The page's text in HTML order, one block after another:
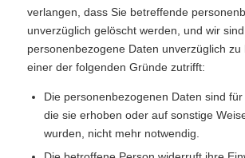
verlangen, dass Sie betreffende
unverzüglich gelöscht werden, und wir
personenbezogene Daten unverzüglich zu
einer der folgenden Gründe zutrifft:
Die personenbezogenen Daten sind
die sie erhoben oder auf sonstige
wurden, nicht mehr notwendig.